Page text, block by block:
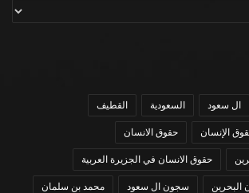
ال سعود السعودية القطيف
الإنسان حقوق الانسان
حقوق الانسان في الجزيرة العربية
سجون ال سعود محمد بن سلمان